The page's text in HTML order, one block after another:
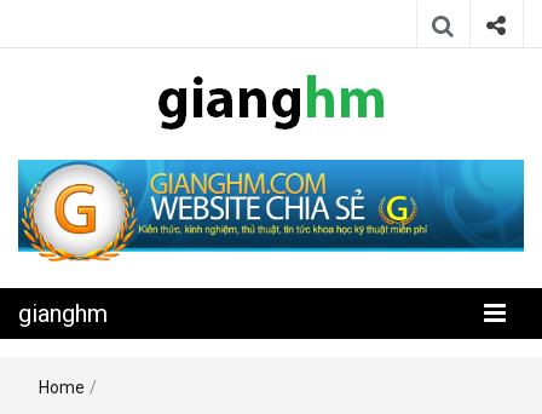
gianghm
kỹ thuật miễn phí
gianghm
Home /